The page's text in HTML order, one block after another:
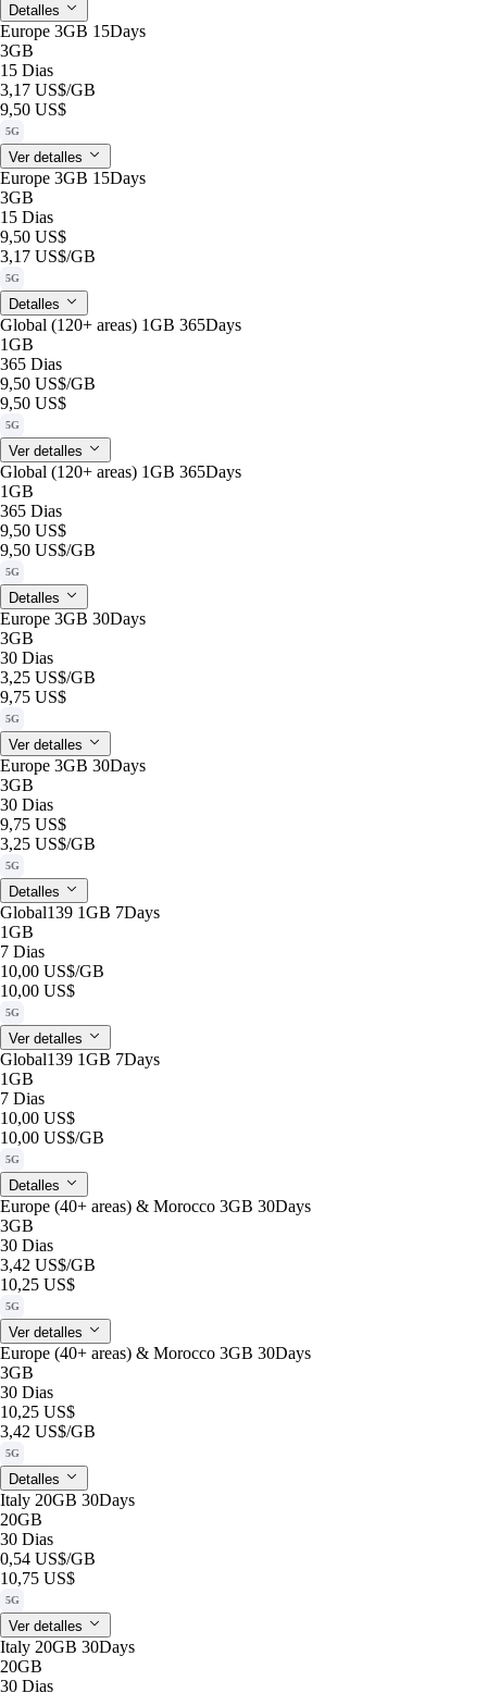
Detalles
Europe 3GB 15Days
3GB
15 Dias
3,17 US$/GB
9,50 US$
5G
Ver detalles
Europe 3GB 15Days
3GB
15 Dias
9,50 US$
3,17 US$/GB
5G
Detalles
Global (120+ areas) 1GB 365Days
1GB
365 Dias
9,50 US$/GB
9,50 US$
5G
Ver detalles
Global (120+ areas) 1GB 365Days
1GB
365 Dias
9,50 US$
9,50 US$/GB
5G
Detalles
Europe 3GB 30Days
3GB
30 Dias
3,25 US$/GB
9,75 US$
5G
Ver detalles
Europe 3GB 30Days
3GB
30 Dias
9,75 US$
3,25 US$/GB
5G
Detalles
Global139 1GB 7Days
1GB
7 Dias
10,00 US$/GB
10,00 US$
5G
Ver detalles
Global139 1GB 7Days
1GB
7 Dias
10,00 US$
10,00 US$/GB
5G
Detalles
Europe (40+ areas) & Morocco 3GB 30Days
3GB
30 Dias
3,42 US$/GB
10,25 US$
5G
Ver detalles
Europe (40+ areas) & Morocco 3GB 30Days
3GB
30 Dias
10,25 US$
3,42 US$/GB
5G
Detalles
Italy 20GB 30Days
20GB
30 Dias
0,54 US$/GB
10,75 US$
5G
Ver detalles
Italy 20GB 30Days
20GB
30 Dias